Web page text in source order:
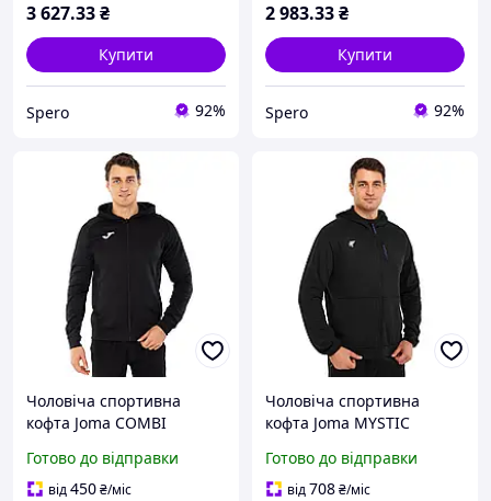
3 627.33₴
Купити
Spero 92%
2 983.33₴
Купити
Spero 92%
Чоловіча спортивна
кофта Joma COMBI
капюшоном на блискавці
L
Готово до відправки
від450₴/міс
Чоловіча спортивна
кофта Joma MYSTIC
капюшоном на блискавці
L
Готово до відправки
від708₴/міс